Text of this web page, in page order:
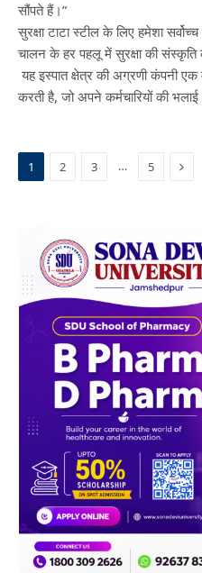
सौंपते हैं।”
सुरक्षा टाटा स्टील के लिए हमेशा
चालन के हर पहलू में सुरक्षा की संस्कृति
यह इस्पात क्षेत्र की अग्रणी कंपनी
करती है, जो अपने कर्मचारियों की भलाई
1 2 3 … 5 Next